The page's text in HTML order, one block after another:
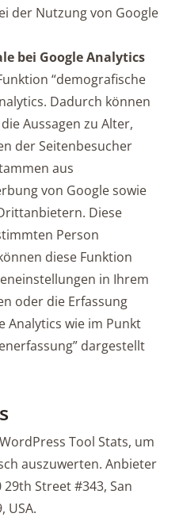
der Nutzung von Google
bei Google Analytics
“demografische
Dadurch können
Aussagen zu Alter,
der Seitenbesucher
aus
von Google sowie
Diese
Person
diese Funktion
in Ihrem
oder die Erfassung
Analytics wie im Punkt
dargestellt
Tool Stats, um
auszuwerten. Anbieter
Street #343, San
USA.